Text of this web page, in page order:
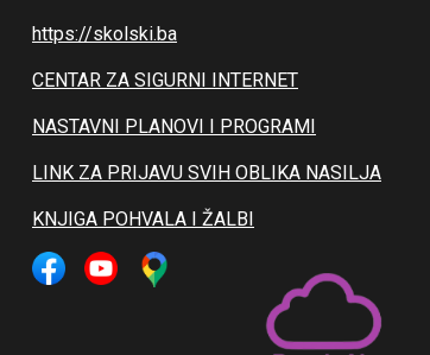
https://skolski.ba
CENTAR ZA SIGURNI INTERNET
NASTAVNI PLANOVI I PROGRAMI
LINK ZA PRIJAVU SVIH OBLIKA NASILJA
KNJIGA POHVALA I ŽALBI